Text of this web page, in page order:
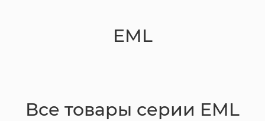
EML
Все товары серии EML